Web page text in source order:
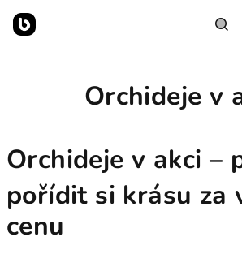
obsah
Orchideje v
Orchideje v akci –
pořídit si krásu za
cenu